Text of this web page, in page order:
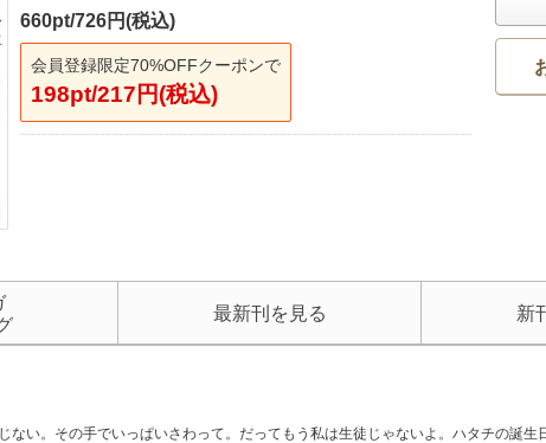
660pt/726円(税込)
会員登録限定70%OFFクーポンで
198pt/217円(税込)
最新刊を見る 新
ない。その手でいっぱいさわって。だってもう私は生徒じゃないよ。ハタチの誕生